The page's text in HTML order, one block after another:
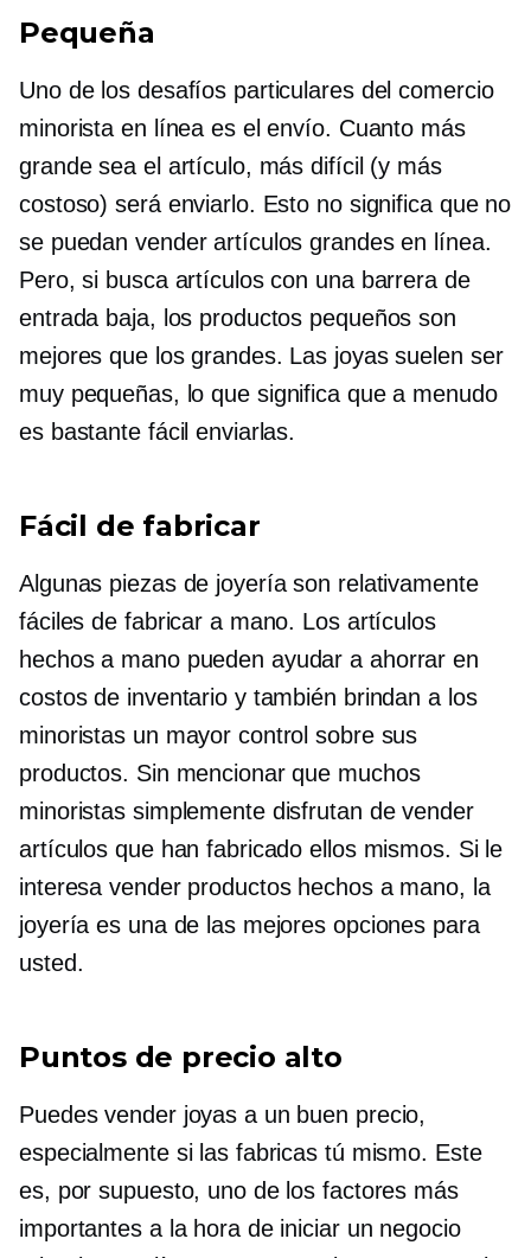
Pequeña
Uno de los desafíos particulares del comercio
minorista en línea es el envío. Cuanto más
grande sea el artículo, más difícil (y más
costoso) será enviarlo. Esto no significa que no
se puedan vender artículos grandes en línea.
Pero, si busca artículos con una barrera de
entrada baja, los productos pequeños son
mejores que los grandes. Las joyas suelen ser
muy pequeñas, lo que significa que a menudo
es bastante fácil enviarlas.
Fácil de fabricar
Algunas piezas de joyería son relativamente
fáciles de fabricar a mano. Los artículos
hechos a mano pueden ayudar a ahorrar en
costos de inventario y también brindan a los
minoristas un mayor control sobre sus
productos. Sin mencionar que muchos
minoristas simplemente disfrutan de vender
artículos que han fabricado ellos mismos. Si le
interesa vender productos hechos a mano, la
joyería es una de las mejores opciones para
usted.
Puntos de precio alto
Puedes vender joyas a un buen precio,
especialmente si las fabricas tú mismo. Este
es, por supuesto, uno de los factores más
importantes a la hora de iniciar un negocio